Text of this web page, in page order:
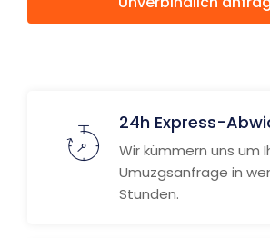
24h Express-
Wir kümmern uns um
Umuzgsanfrage in
Stunden.